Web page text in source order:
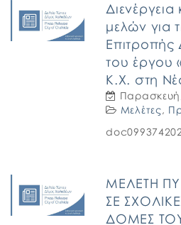
μελών για
Επιτροπής
του έργου
Κ.Χ. στη
Μελέτες,
ΜΕΛΕΤΗ
ΣΕ
ΔΟΜΕΣ